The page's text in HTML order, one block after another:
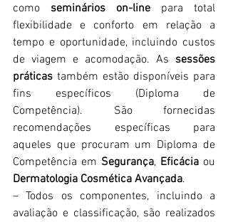
como seminários on-line para total
flexibilidade e conforto em relação a
tempo e oportunidade, incluindo custos
de viagem e acomodação. As sessões
práticas também estão disponíveis para
fins específicos (Diploma de
Competência). São fornecidas
recomendações específicas para
aqueles que procuram um Diploma de
Competência em Segurança, Eficácia ou
Dermatologia Cosmética Avançada.
– Todos os componentes, incluindo a
avaliação e classificação, são realizados